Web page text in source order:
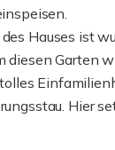
Hauses ist
diesen Garten
Hier